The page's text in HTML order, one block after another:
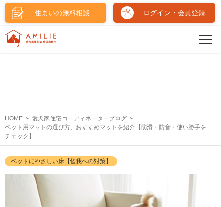
住まいの無料相談 ログイン・会員登録
HOME
愛犬家住宅コーディネーターブログ
ペット用マットの選び方、おすすめマットを紹介【防滑・防音・使い勝手を
チェック】
ペットにやさしい床【怪我への対策】